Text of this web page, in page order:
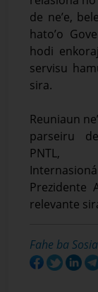
de ne’e,
hato’o
hodi
servisu
sira.
Reuniaun
parseiru
PNTL,
Prezidente
relevante
Fahe ba